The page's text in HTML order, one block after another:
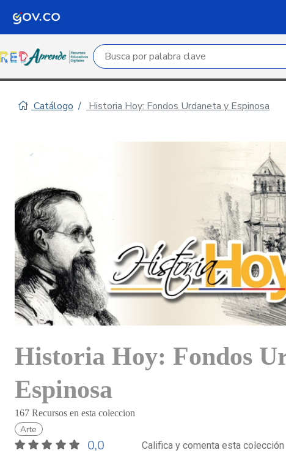
Campo de búsqueda por palabra clave
Catálogo Historia Hoy: Fondos Urdaneta y Espinosa
Historia Hoy: Fondos
Espinosa
167 Recursos en esta coleccion
Arte
0,0 Califica y comenta esta